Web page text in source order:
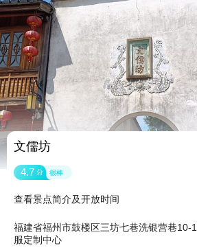
文儒坊
4.7 分 很棒
查看景点简介及开放时间
福建省福州市鼓楼区三坊七巷洗银营巷10-
服定制中心
